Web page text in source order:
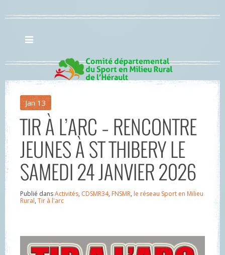
Jan 13
TIR À L’ARC – RENCONTRE
JEUNES À ST THIBERY LE
SAMEDI 24 JANVIER 2026
Publié dansActivités, CDSMR34, FNSMR, le réseau Sport en Milieu
Rural, Tir à l'arc